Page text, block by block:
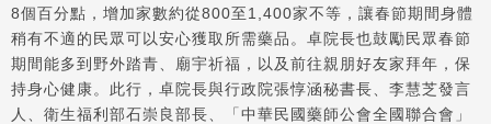
8個百分點，增加家數約從800至1,400家不等，讓春節期間身體
稍有不適的民眾可以安心獲取所需藥品。卓院長也鼓勵民眾春節
期間能多到野外踏青、廟宇祈福，以及前往親朋好友家拜年，保
持身心健康。此行，卓院長與行政院張惇涵秘書長、李慧芝發言
人、衛生福利部石崇良部長、「中華民國藥師公會全國聯合會」